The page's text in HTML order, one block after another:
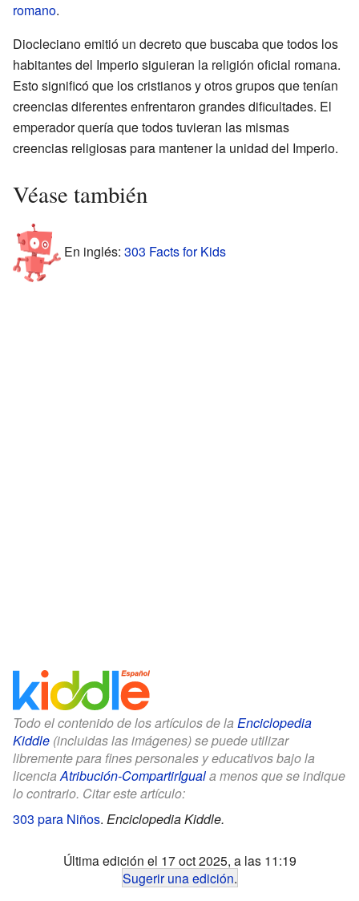
romano.
Diocleciano emitió un decreto que buscaba que todos los
habitantes del Imperio siguieran la religión oficial romana.
Esto significó que los cristianos y otros grupos que tenían
creencias diferentes enfrentaron grandes dificultades. El
emperador quería que todos tuvieran las mismas
creencias religiosas para mantener la unidad del Imperio.
Véase también
En inglés: 303 Facts for Kids
Todo el contenido de los artículos de la Enciclopedia
Kiddle (incluidas las imágenes) se puede utilizar
libremente para fines personales y educativos bajo la
licenciaAtribución-CompartirIguala menos que se indique
lo contrario. Citar este artículo:
303 para Niños. Enciclopedia Kiddle.
Última edición el 17 oct 2025, a las 11:19
Sugerir una edición.